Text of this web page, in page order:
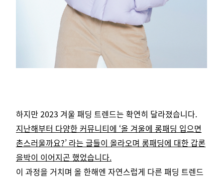
하지만 2023 겨울 패딩 트렌드는 확연히 달라졌습니다.
지난해부터 다양한 커뮤니티에 ‘올 겨울에 롱패딩 입으면
촌스러울까요?’ 라는 글들이 올라오며 롱패딩에 대한 갑론
을박이 이어지곤 했었습니다.
이 과정을 거치며 올 한해엔 자연스럽게 다른 패딩 트렌드